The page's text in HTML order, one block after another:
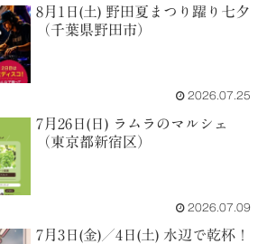
8月1日(土) 野田夏まつり躍り七夕
（千葉県野田市）
2026.07.25
7月26日(日) ラムラのマルシェ
（東京都新宿区）
2026.07.09
7月3日(金)／4日(土) 水辺で乾杯！